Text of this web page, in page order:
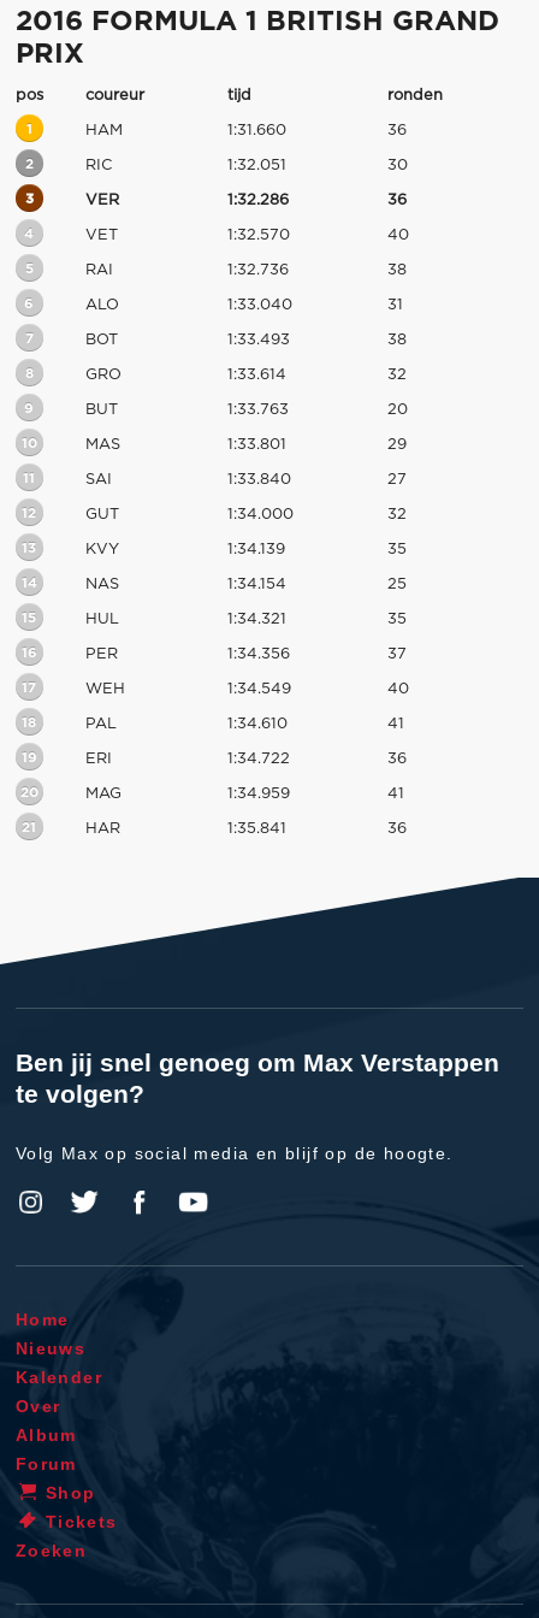
2016 FORMULA 1 BRITISH GRAND
PRIX
pos coureur tijd ronden
1 HAM 1:31.660 36
2 RIC 1:32.051 30
3 VER 1:32.286 36
4 VET 1:32.570 40
5 RAI 1:32.736 38
6 ALO 1:33.040 31
7 BOT 1:33.493 38
8 GRO 1:33.614 32
9 BUT 1:33.763 20
10 MAS 1:33.801 29
11 SAI 1:33.840 27
12 GUT 1:34.000 32
13 KVY 1:34.139 35
14 NAS 1:34.154 25
15 HUL 1:34.321 35
16 PER 1:34.356 37
17 WEH 1:34.549 40
18 PAL 1:34.610 41
19 ERI 1:34.722 36
20 MAG 1:34.959 41
21 HAR 1:35.841 36
Ben jij snel genoeg om Max Verstappen
te volgen?
Volg Max op social media en blijf op de hoogte.
Home
Nieuws
Kalender
Over
Album
Forum
Shop
Tickets
Zoeken